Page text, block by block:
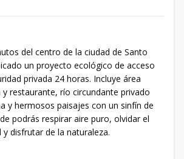
del centro de la ciudad de Santo
un proyecto ecológico de acceso
privada 24 horas. Incluye área
y restaurante, río circundante privado
y hermosos paisajes con un sinfín de
podrás respirar aire puro, olvidar el
y disfrutar de la naturaleza.